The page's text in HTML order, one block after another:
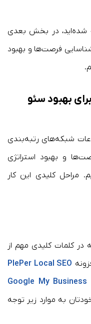
شده‌اید، در بخش بعدی
فرصت‌ها و بهبود
بهبود سئو
شبکه‌های رتبه‌بندی
و بهبود استراتژی
کلیدی این کار
در کلمات کلیدی مهم از
PlePer Local SEO
Google My Business
به موارد زیر توجه